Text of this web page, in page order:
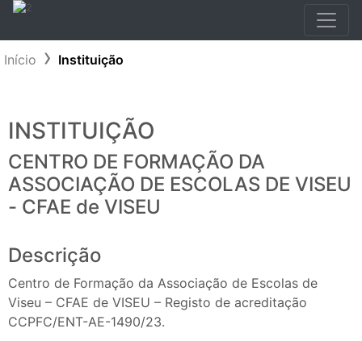
Início Instituição
INSTITUIÇÃO
CENTRO DE FORMAÇÃO DA
ASSOCIAÇÃO DE ESCOLAS DE VISEU
- CFAE de VISEU
Descrição
Centro de Formação da Associação de Escolas de
Viseu – CFAE de VISEU – Registo de acreditação
CCPFC/ENT-AE-1490/23.